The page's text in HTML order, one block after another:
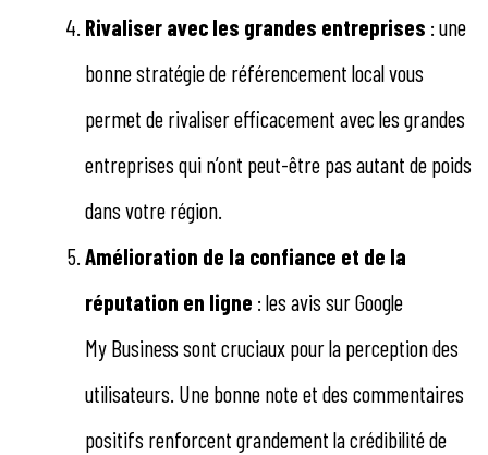
Rivaliser avec les grandes entreprises : une
bonne stratégie de référencement local vous
permet de rivaliser efficacement avec les grandes
entreprises qui n’ont peut-être pas autant de poids
dans votre région.
Amélioration de la confiance et de la
réputation en ligne : les avis sur Google
My Business sont cruciaux pour la perception des
utilisateurs. Une bonne note et des commentaires
positifs renforcent grandement la crédibilité de